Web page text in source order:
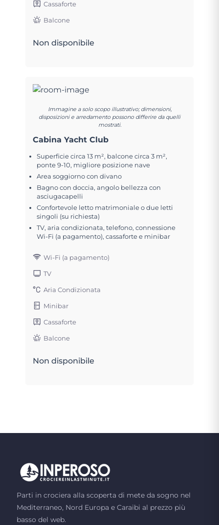
Cassaforte
Balcone
Non disponibile
Immagine a solo scopo illustrativo; dimensioni,
disposizioni e arredamento possono differire da quelli
mostrati.
Cabina Yacht Club
Superficie circa 13 m², balcone circa 3 m²,
ponte 9-10, migliore posizione nave
Area soggiorno con divano
Bagno con doccia, angolo bellezza con
asciugacapelli
Confortevole letto matrimoniale o due letti
singoli (su richiesta)
TV, aria condizionata, telefono, connessione
Wi-Fi (a pagamento), cassaforte e minibar
Wi-Fi (a pagamento)
TV
Aria Condizionata
Minibar
Cassaforte
Balcone
Non disponibile
Parti in crociera alla scoperta di mete da sogno nel
Mediterraneo, Nord Europa e Caraibi al prezzo più
basso del web.